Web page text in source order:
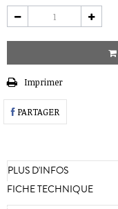
Imprimer
PARTAGER
PLUS D'INFOS
FICHE TECHNIQUE